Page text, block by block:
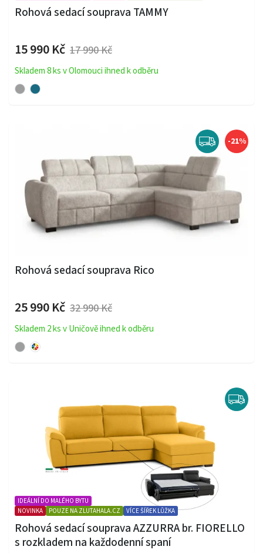
Rohová sedací souprava TAMMY
15 990 Kč 17 990 Kč
Skladem 8 ks v Olomouci ihned k odběru
-21%
Rohová sedací souprava Rico
25 990 Kč 32 990 Kč
Skladem 2 ks v Uničově ihned k odběru
NOVINKA POUZE NA ZLUTAHALA.CZ VÍCE ŠÍŘEK LŮŽKA
IDEÁLNÍ DO MALÉHO BYTU
Rohová sedací souprava AZZURRA br. FIORELLO
s rozkladem na každodenní spaní